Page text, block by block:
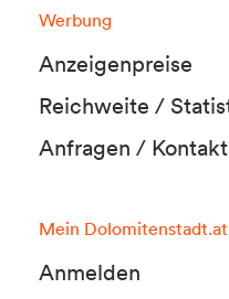
Werbung
Anzeigenpreise
Reichweite /
Anfragen / Kontakt
Mein Dolomitenstadt.at
Anmelden